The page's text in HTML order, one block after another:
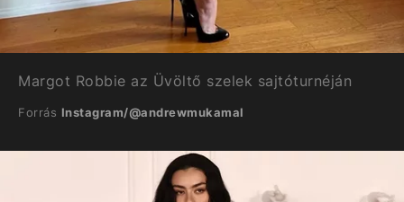
Margot Robbie az Üvöltő szelek sajtóturnéján
Forrás Instagram/@andrewmukamal